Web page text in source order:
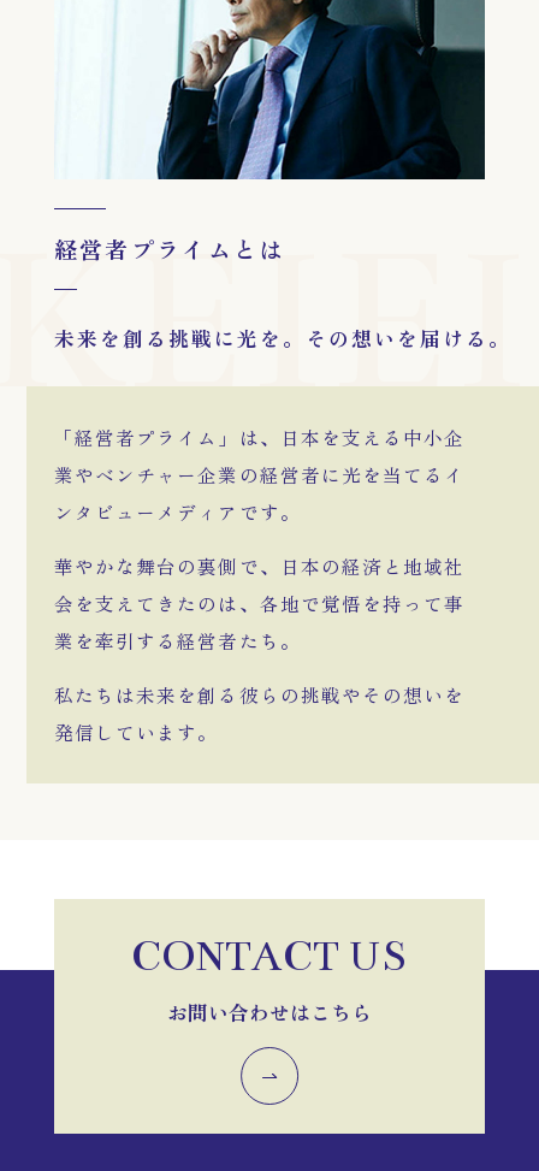
経営者プライムとは
未来を創る挑戦に光を。その想いを届ける。
「経営者プライム」は、日本を支える中小企
業やベンチャー企業の経営者に光を当てるイ
ンタビューメディアです。
華やかな舞台の裏側で、日本の経済と地域社
会を支えてきたのは、各地で覚悟を持って事
業を牽引する経営者たち。
私たちは未来を創る彼らの挑戦やその想いを
発信しています。
CONTACT US
お問い合わせはこちら